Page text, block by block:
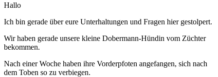
Hallo
Ich bin gerade über eure Unterhaltungen und Fragen hier gestolpert.
Wir haben gerade unsere kleine Dobermann-Hündin vom Züchter
bekommen.
Nach einer Woche haben ihre Vorderpfoten angefangen, sich nach
dem Toben so zu verbiegen.